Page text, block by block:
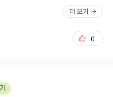
총2시간30분, 그리고 주차장이
더 보기
0